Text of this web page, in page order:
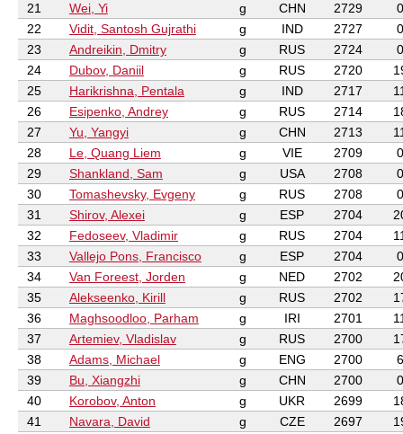
21
Wei, Yi g CHN 2729
0
22
Vidit, Santosh Gujrathi g IND 2727
0
23
Andreikin, Dmitry g RUS 2724
0
24
Dubov, Daniil g RUS 2720
25
Harikrishna, Pentala g IND 2717
26
Esipenko, Andrey g RUS 2714
27
Yu, Yangyi g CHN 2713
28
Le, Quang Liem g VIE 2709
0
29
Shankland, Sam g USA 2708
0
30
Tomashevsky, Evgeny g RUS 2708
0
31
Shirov, Alexei g ESP 2704
32
Fedoseev, Vladimir g RUS 2704
33
Vallejo Pons, Francisco g ESP 2704
0
34
Van Foreest, Jorden g NED 2702
35
Alekseenko, Kirill g RUS 2702
36
Maghsoodloo, Parham g IRI 2701
37
Artemiev, Vladislav g RUS 2700
38
Adams, Michael g ENG 2700
6
39
Bu, Xiangzhi g CHN 2700
0
40
Korobov, Anton g UKR 2699
41
Navara, David g CZE 2697